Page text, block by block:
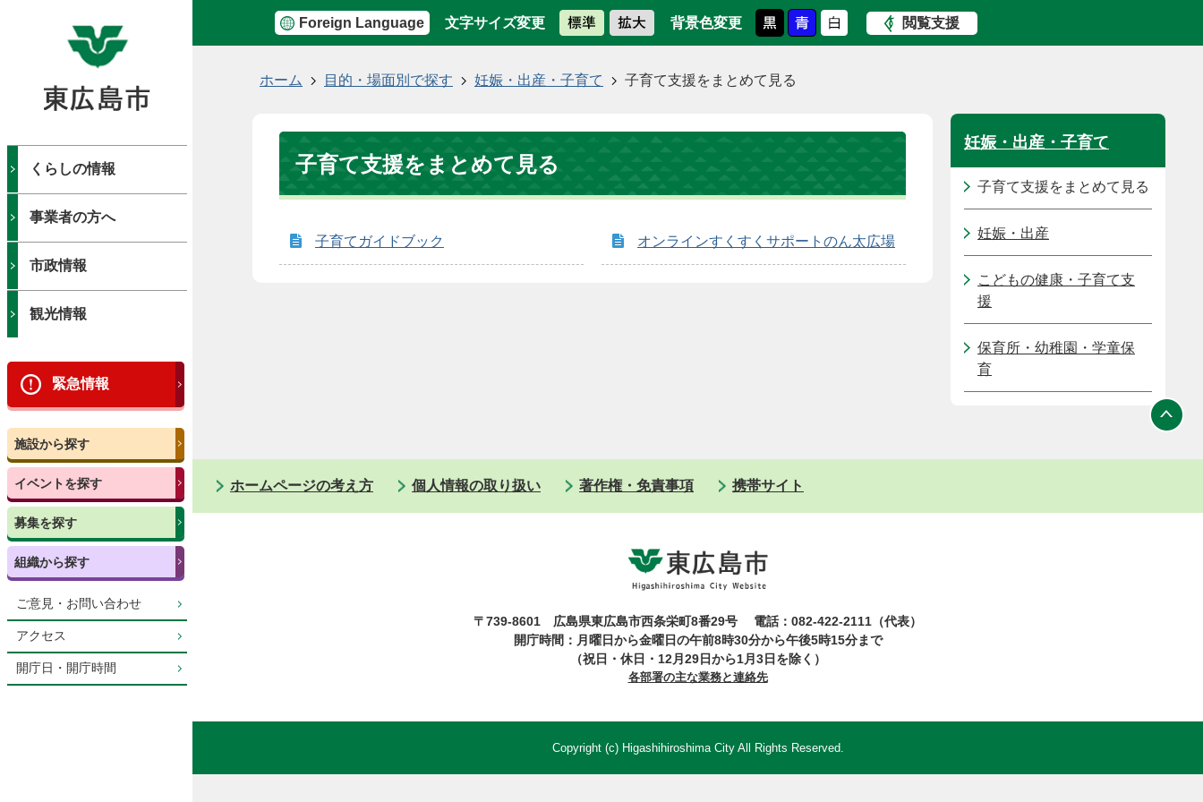
Foreign Language 文字サイズ変更 背景色変更 閲覧支援
くらしの情報
事業者の方へ
市政情報
観光情報
緊急情報
施設から探す
イベントを探す
募集を探す
組織から探す
ご意見・お問い合わせ
アクセス
開庁日・開庁時間
ホーム 目的・場面別で探す 妊娠・出産・子育て 子育て支援をまとめて見る
子育て支援をまとめて見る
子育てガイドブック オンラインすくすくサポートのん太広場
妊娠・出産・子育て
子育て支援をまとめて見る
妊娠・出産
こどもの健康・子育て支
援
保育所・幼稚園・学童保
育
ホームページの考え方 個人情報の取り扱い 著作権・免責事項 携帯サイト
〒739-8601 広島県東広島市西条栄町8番29号
電話：082-422-2111（代表）
開庁時間：月曜日から金曜日の午前8時30分から午後5時15分まで
（祝日・休日・12月29日から1月3日を除く）
各部署の主な業務と連絡先
Copyright (c) Higashihiroshima City All Rights Reserved.